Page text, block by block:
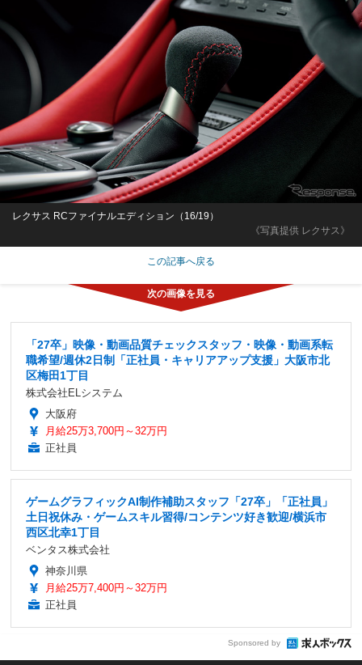
《写真提供 レクサス》
レクサス RCファイナルエディション（16/19）
この記事へ戻る
「27卒」映像・動画品質チェックスタッフ・映像・動画系転
職希望/週休2日制「正社員・キャリアアップ支援」大阪市北
区梅田1丁目
株式会社ELシステム
大阪府
月給25万3,700円～32万円
正社員
ゲームグラフィックAI制作補助スタッフ「27卒」「正社員」
土日祝休み・ゲームスキル習得/コンテンツ好き歓迎/横浜市
西区北幸1丁目
ベンタス株式会社
神奈川県
月給25万7,400円～32万円
正社員
Sponsored by